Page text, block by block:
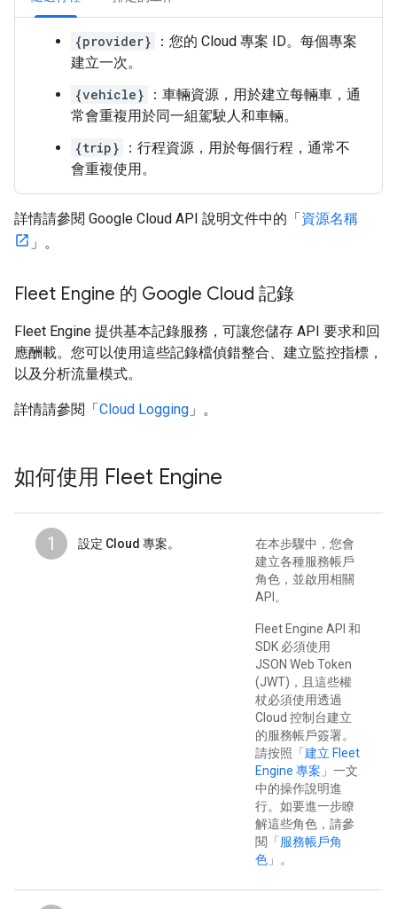
{provider}
：您的 Cloud 專案 ID。每個專案
建立一次。
{vehicle}
：車輛資源，用於建立每輛車，通
常會重複用於同一組駕駛人和車輛。
{trip}
：行程資源，用於每個行程，通常不
會重複使用。
詳情請參閱 Google Cloud API 說明文件中的「 資源名稱
」。
Fleet Engine 的 Google Cloud 記錄
Fleet Engine 提供基本記錄服務，可讓您儲存 API 要求和回
應酬載。您可以使用這些記錄檔偵錯整合、建立監控指標，
以及分析流量模式。
詳情請參閱「 Cloud Logging 」。
如何使用 Fleet Engine
1 設定 Cloud 專案。
在本步驟中，您會
建立各種服務帳戶
角色，並啟用相關
API。
Fleet Engine API 和
SDK 必須使用
JSON Web Token
(JWT)，且這些權
杖必須使用透過
Cloud 控制台建立
的服務帳戶簽署。
請按照「 建立 Fleet
Engine 專案 」一文
中的操作說明進
行。如要進一步瞭
解這些角色，請參
閱「 服務帳戶角
色 」。